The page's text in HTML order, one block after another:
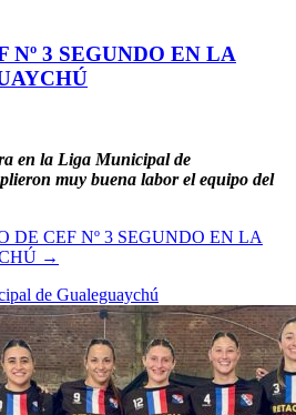
Nº 3 SEGUNDO EN LA
en la Liga Municipal de
muy buena labor el equipo del
DE CEF Nº 3 SEGUNDO EN LA
→
de Gualeguaychú